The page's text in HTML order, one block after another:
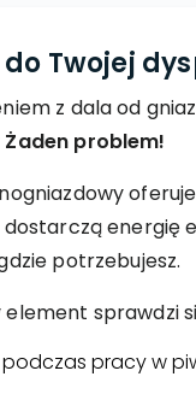
Twojej
z dala od
Żaden problem!
energię
potrzebujesz.
sprawdzi
podczas pracy w